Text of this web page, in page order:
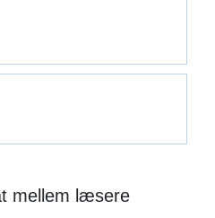
mellem læsere